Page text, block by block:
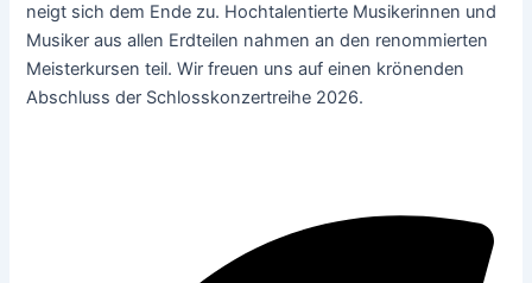
neigt sich dem Ende zu. Hochtalentierte Musikerinnen und
Musiker aus allen Erdteilen nahmen an den renommierten
Meisterkursen teil. Wir freuen uns auf einen krönenden
Abschluss der Schlosskonzertreihe 2026.